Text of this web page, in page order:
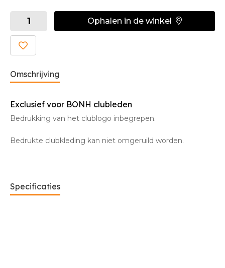
Ophalen in de winkel
Omschrijving
Exclusief voor BONH clubleden
Bedrukking van het clublogo inbegrepen.
Bedrukte clubkleding kan niet omgeruild worden.
Specificaties